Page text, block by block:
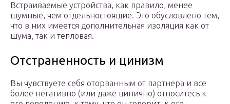
Встраиваемые устройства, как правило, менее
шумные, чем отдельностоящие. Это обусловлено тем,
что в них имеется дополнительная изоляция как от
шума, так и тепловая.
Отстраненность и цинизм
Вы чувствуете себя оторванным от партнера и все
более негативно (или даже цинично) относитесь к